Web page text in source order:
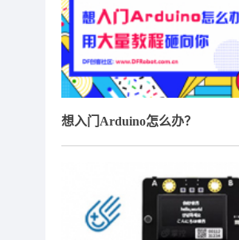
想入门Arduino怎么办？